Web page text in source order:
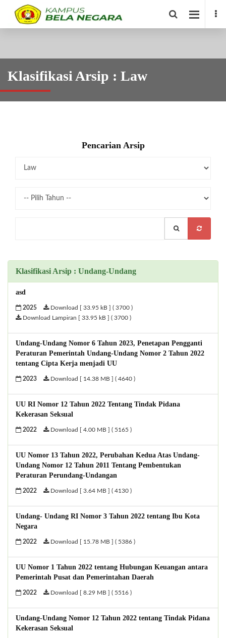
Klasifikasi Arsip : Law
Pencarian Arsip
Klasifikasi Arsip : Undang-Undang
asd
2025
Download [ 33.95 kB ] ( 3700 )
Download Lampiran [ 33.95 kB ] ( 3700 )
Undang-Undang Nomor 6 Tahun 2023, Penetapan Pengganti
Peraturan Pemerintah Undang-Undang Nomor 2 Tahun 2022
tentang Cipta Kerja menjadi UU
2023 Download [ 14.38 MB ] ( 4640 )
UU RI Nomor 12 Tahun 2022 Tentang Tindak Pidana
Kekerasan Seksual
2022 Download [ 4.00 MB ] ( 5165 )
UU Nomor 13 Tahun 2022, Perubahan Kedua Atas Undang-
Undang Nomor 12 Tahun 2011 Tentang Pembentukan
Peraturan Perundang-Undangan
2022 Download [ 3.64 MB ] ( 4130 )
Undang- Undang RI Nomor 3 Tahun 2022 tentang Ibu Kota
Negara
2022 Download [ 15.78 MB ] ( 5386 )
UU Nomor 1 Tahun 2022 tentang Hubungan Keuangan antara
Pemerintah Pusat dan Pemerintahan Daerah
2022 Download [ 8.29 MB ] ( 5516 )
Undang-Undang Nomor 12 Tahun 2022 tentang Tindak Pidana
Kekerasan Seksual